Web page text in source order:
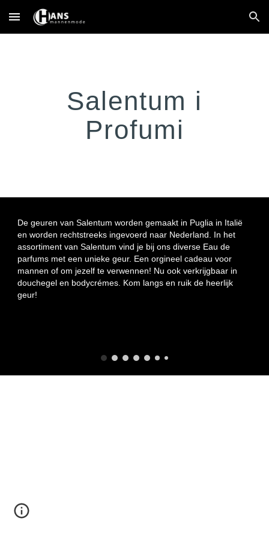
Skip to main content Skip to navigation
Salentum i
Profumi
De geuren van Salentum worden gemaakt in Puglia in Italië
en worden rechtstreeks ingevoerd naar Nederland. In het
assortiment van Salentum vind je bij ons diverse Eau de
parfums met een unieke geur. Een orgineel cadeau voor
mannen of om jezelf te verwennen! Nu ook verkrijgbaar in
douchegel en bodycrémes. Kom langs en ruik de heerlijk
geur!